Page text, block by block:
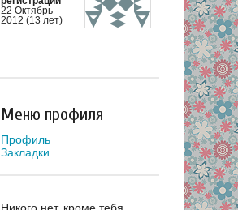
22 Октябрь
2012 (13 лет)
Меню профиля
Профиль
Закладки